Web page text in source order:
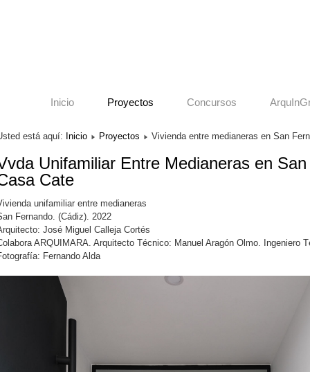
Inicio Proyectos Concursos
está aquí: Inicio Proyectos Vivienda entre medianeras en San
Unifamiliar Entre Medianeras en
Cate
unifamiliar entre medianeras
Fernando. (Cádiz). 2022
José Miguel Calleja Cortés
ARQUIMARA. Arquitecto Técnico: Manuel Aragón Olmo. Ingeniero
Fernando Alda